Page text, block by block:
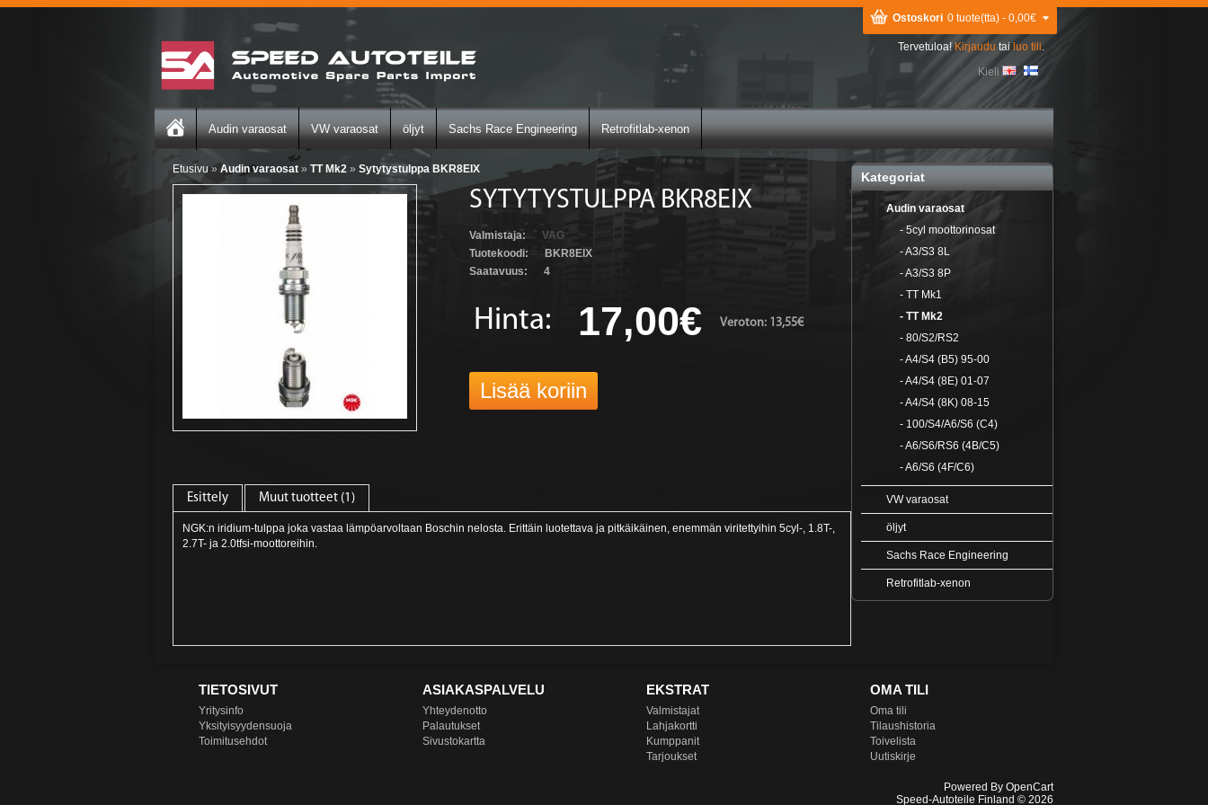
Ostoskori 0 tuote(tta) - 0,00€
Tervetuloa!Kirjaudu tai luo tili.
Kieli
Audin varaosat VW varaosat öljyt Sachs Race Engineering Retrofitlab-xenon
Kategoriat
Audin varaosat
- 5cyl moottorinosat
- A3/S3 8L
- A3/S3 8P
- TT Mk1
- TT Mk2
- 80/S2/RS2
- A4/S4 (B5) 95-00
- A4/S4 (8E) 01-07
- A4/S4 (8K) 08-15
- 100/S4/A6/S6 (C4)
- A6/S6/RS6 (4B/C5)
- A6/S6 (4F/C6)
VW varaosat
öljyt
Sachs Race Engineering
Retrofitlab-xenon
Etusivu » Audin varaosat » TT Mk2 » Sytytystulppa BKR8EIX
SYTYTYSTULPPA BKR8EIX
Valmistaja:
VAG
Tuotekoodi:
BKR8EIX
Saatavuus:
4
Hinta: 17,00€ Veroton: 13,55€
Esittely Muut tuotteet (1)
NGK:n iridium-tulppa joka vastaa lämpöarvoltaan Boschin nelosta. Erittäin luotettava ja pitkäikäinen, enemmän viritettyihin 5cyl-, 1.8T-,
2.7T- ja 2.0tfsi-moottoreihin.
TIETOSIVUT
Yritysinfo
Yksityisyydensuoja
Toimitusehdot
ASIAKASPALVELU
Yhteydenotto
Palautukset
Sivustokartta
EKSTRAT
Valmistajat
Lahjakortti
Kumppanit
Tarjoukset
OMA TILI
Oma tili
Tilaushistoria
Toivelista
Uutiskirje
Powered By OpenCart
Speed-Autoteile Finland © 2026